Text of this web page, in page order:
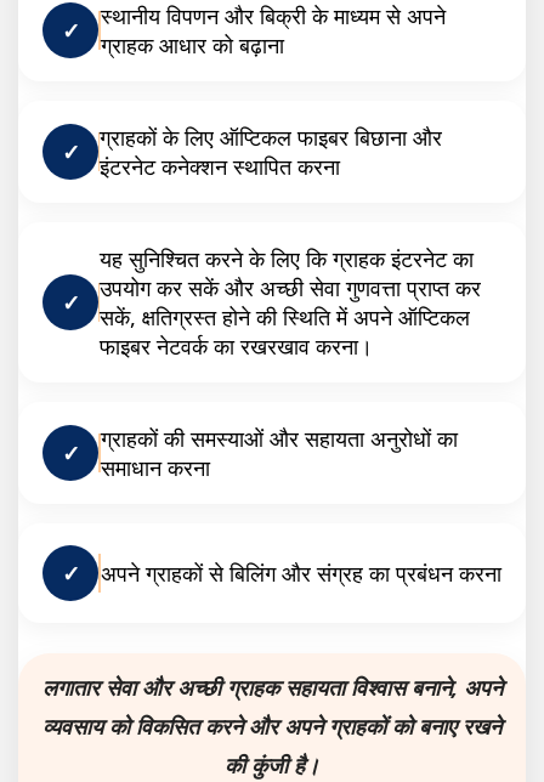
✓
स्थानीय विपणन और बिक्री के माध्यम से अपने
ग्राहक आधार को बढ़ाना
✓
ग्राहकों के लिए ऑप्टिकल फाइबर बिछाना और
इंटरनेट कनेक्शन स्थापित करना
✓
यह सुनिश्चित करने के लिए कि ग्राहक इंटरनेट का
उपयोग कर सकें और अच्छी सेवा गुणवत्ता प्राप्त कर
सकें, क्षतिग्रस्त होने की स्थिति में अपने ऑप्टिकल
फाइबर नेटवर्क का रखरखाव करना।
✓
ग्राहकों की समस्याओं और सहायता अनुरोधों का
समाधान करना
✓ अपने ग्राहकों से बिलिंग और संग्रह का प्रबंधन करना
लगातार सेवा और अच्छी ग्राहक सहायता विश्वास बनाने, अपने
व्यवसाय को विकसित करने और अपने ग्राहकों को बनाए रखने
की कुंजी है।